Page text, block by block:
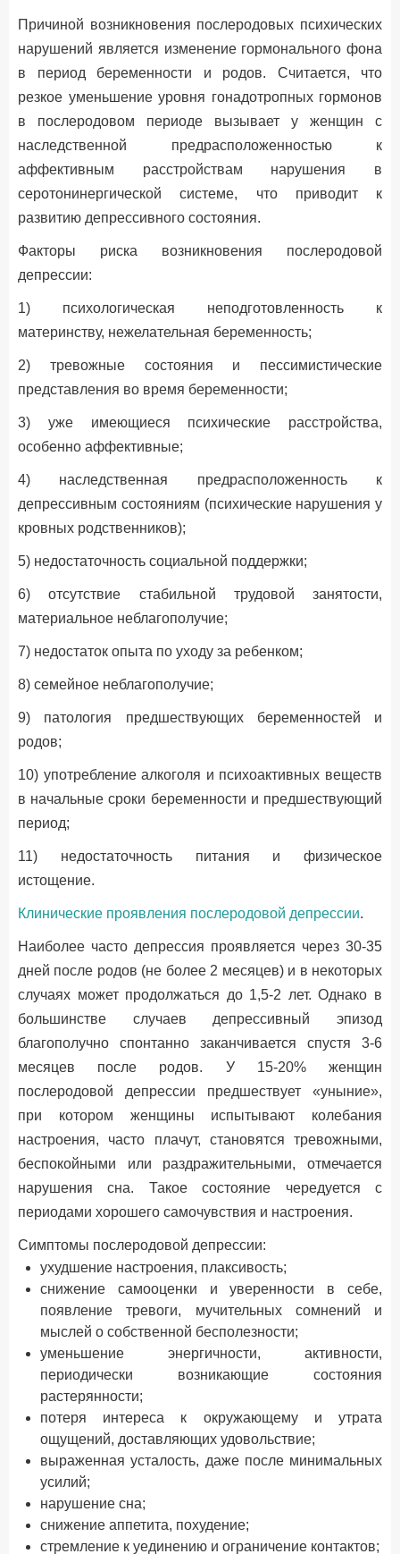
Причиной возникновения послеродовых психических
нарушений является изменение гормонального фона
в период беременности и родов. Считается, что
резкое уменьшение уровня гонадотропных гормонов
в послеродовом периоде вызывает у женщин с
наследственной предрасположенностью к
аффективным расстройствам нарушения в
серотонинергической системе, что приводит к
развитию депрессивного состояния.
Факторы риска возникновения послеродовой
депрессии:
1) психологическая неподготовленность к
материнству, нежелательная беременность;
2) тревожные состояния и пессимистические
представления во время беременности;
3) уже имеющиеся психические расстройства,
особенно аффективные;
4) наследственная предрасположенность к
депрессивным состояниям (психические нарушения у
кровных родственников);
5) недостаточность социальной поддержки;
6) отсутствие cтабильной трудовой занятости,
материальное неблагополучие;
7) недостаток опыта по уходу за ребенком;
8) семейное неблагополучие;
9) патология предшествующих беременностей и
родов;
10) употребление алкоголя и психоактивных веществ
в начальные сроки беременности и предшествующий
период;
11) недостаточность питания и физическое
истощение.
Клинические проявления послеродовой депрессии.
Наиболее часто депрессия проявляется через 30-35
дней после родов (не более 2 месяцев) и в некоторых
случаях может продолжаться до 1,5-2 лет. Однако в
большинстве случаев депрессивный эпизод
благополучно спонтанно заканчивается спустя 3-6
месяцев после родов. У 15-20% женщин
послеродовой депрессии предшествует «уныние»,
при котором женщины испытывают колебания
настроения, часто плачут, становятся тревожными,
беспокойными или раздражительными, отмечается
нарушения сна. Такое состояние чередуется с
периодами хорошего самочувствия и настроения.
Симптомы послеродовой депрессии:
ухудшение настроения, плаксивость;
снижение самооценки и уверенности в себе,
появление тревоги, мучительных сомнений и
мыслей о собственной бесполезности;
уменьшение энергичности, активности,
периодически возникающие состояния
растерянности;
потеря интереса к окружающему и утрата
ощущений, доставляющих удовольствие;
выраженная усталость, даже после минимальных
усилий;
нарушение сна;
снижение аппетита, похудение;
стремление к уединению и ограничение контактов;